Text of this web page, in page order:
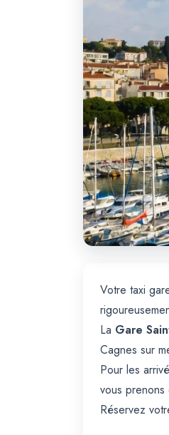
Votre taxi
La Gare
Cagnes sur
Pour les
vous
Réservez